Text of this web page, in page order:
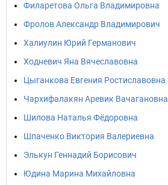
Филаретова Ольга Владимировна
Фролов Александр Владимирович
Халиулин Юрий Германович
Ходневич Яна Вячеславовна
Цыганкова Евгения Ростиславовна
Чархифалакян Аревик Вачагановна
Шилова Наталья Фёдоровна
Шпаченко Виктория Валериевна
Элькун Геннадий Борисович
Юдина Марина Михайловна